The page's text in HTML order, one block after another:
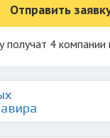
Отправить
получат 4 компании